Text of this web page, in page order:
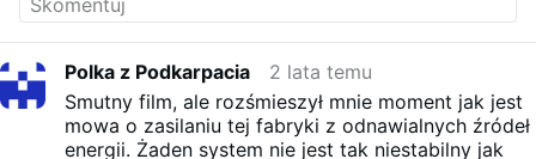
Polka z Podkarpacia
2 lata temu
Smutny film, ale rozśmieszył mnie moment jak jest
mowa o zasilaniu tej fabryki z odnawialnych źródeł
energii. Żaden system nie jest tak niestabilny jak